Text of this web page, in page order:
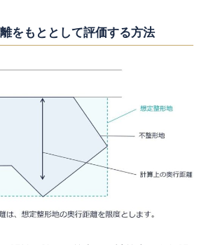
をもととして評価する方法